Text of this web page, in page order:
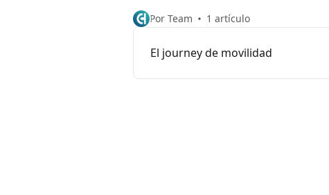
Por Team 1 artículo
El journey de movilidad